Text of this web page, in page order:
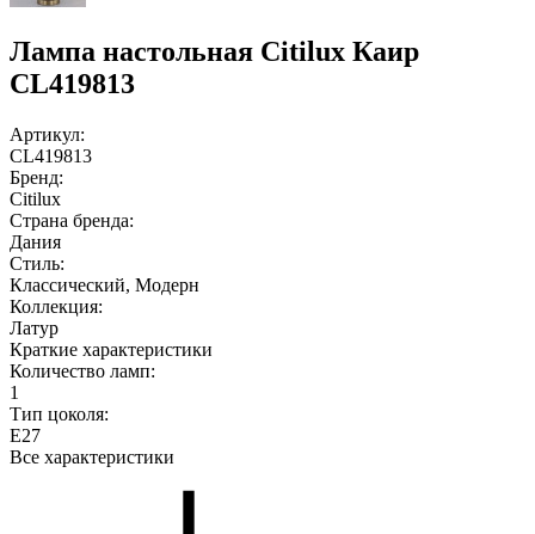
Лампа настольная Citilux Каир
CL419813
Артикул:
CL419813
Бренд:
Citilux
Страна бренда:
Дания
Стиль:
Классический, Модерн
Коллекция:
Латур
Краткие характеристики
Количество ламп:
1
Тип цоколя:
E27
Все характеристики